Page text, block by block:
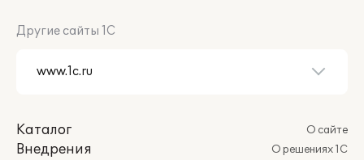
Другие сайты 1С
Каталог
Внедрения
О сайте
О решениях 1С